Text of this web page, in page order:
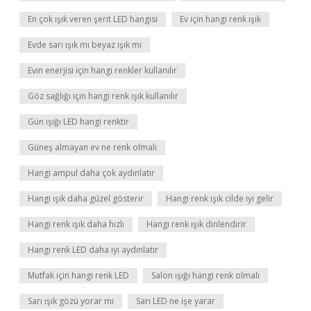
En çok ışık veren şerit LED hangisi Ev için hangi renk ışık
Evde sarı ışık mı beyaz ışık mı
Evin enerjisi için hangi renkler kullanılır
Göz sağlığı için hangi renk ışık kullanılır
Gün ışığı LED hangi renktir
Güneş almayan ev ne renk olmalı
Hangi ampul daha çok aydınlatır
Hangi ışık daha güzel gösterir Hangi renk ışık cilde iyi gelir
Hangi renk ışık daha hızlı Hangi renk ışık dinlendirir
Hangi renk LED daha iyi aydınlatır
Mutfak için hangi renk LED Salon ışığı hangi renk olmalı
Sarı ışık gözü yorar mı Sarı LED ne işe yarar